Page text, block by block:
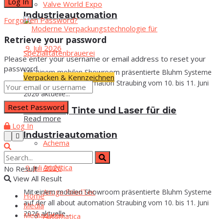
Industrieautomation
9. Juli 2026
Mit einem mobilen Showroom präsentierte Bluhm Systeme
auf der all about automation Straubing vom 10. bis 11. Juni
2026 aktuelle...
Read more
Ache­ma
Ana­ly­ti­ca
Anu­ga FoodTec
Auto­ma­ti­ca
Val­ve World Expo
Verpacken & Kennzeichnen
Eti­ket­ten, Tin­te und Laser für die
Industrieautomation
9. Juli 2026
Mit einem mobilen Showroom präsentierte Bluhm Systeme
auf der all about automation Straubing vom 10. bis 11. Juni
2026 aktuelle...
Forgotten Password?
Retrieve your password
Please enter your username or email address to reset your
password.
Log In
No Result
View All Result
Home
Media
Media­da­ten